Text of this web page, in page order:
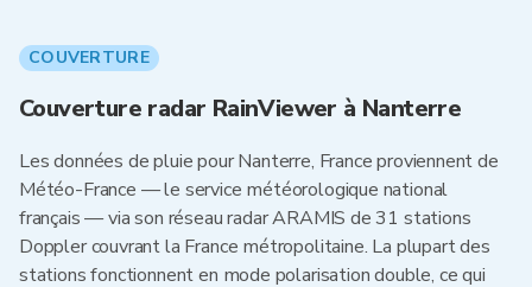
COUVERTURE
Couverture radar RainViewer à Nanterre
Les données de pluie pour Nanterre, France proviennent de
Météo-France — le service météorologique national
français — via son réseau radar ARAMIS de 31 stations
Doppler couvrant la France métropolitaine. La plupart des
stations fonctionnent en mode polarisation double, ce qui